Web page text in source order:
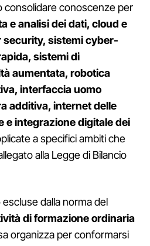
consolidare conoscenze per
e analisi dei dati, cloud e
sistemi cyber-
sistemi di
aumentata, robotica
interfaccia uomo
additiva, internet delle
e integrazione digitale dei
a specifici ambiti che
alla Legge di Bilancio
escluse dalla norma del
di formazione ordinaria
organizza per conformarsi